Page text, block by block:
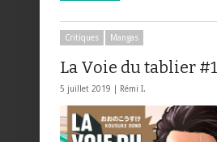
Critiques Mangas
La Voie du tablier #1
5 juillet 2019 | Rémi I.